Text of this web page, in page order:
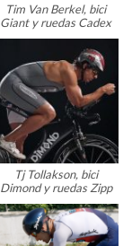
Tim Van Berkel, bici
Giant y ruedas Cadex
Tj Tollakson, bici
Dimond y ruedas Zipp